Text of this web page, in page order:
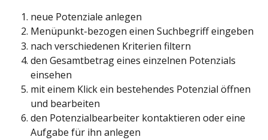
neue Potenziale anlegen
Menüpunkt-bezogen einen Suchbegriff eingeben
nach verschiedenen Kriterien filtern
den Gesamtbetrag eines einzelnen Potenzials
einsehen
mit einem Klick ein bestehendes Potenzial öffnen
und bearbeiten
den Potenzialbearbeiter kontaktieren oder eine
Aufgabe für ihn anlegen